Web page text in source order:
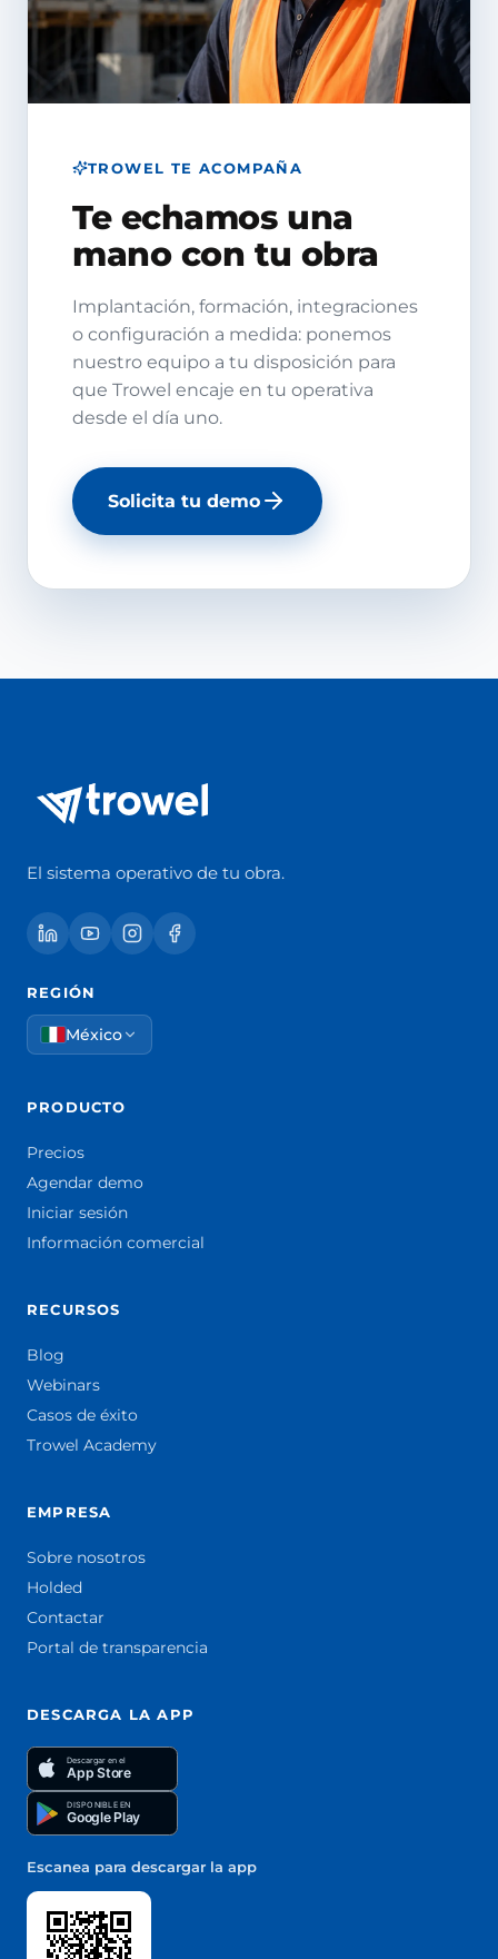
TROWEL TE ACOMPAÑA
Te echamos una
mano con tu obra
Implantación, formación, integraciones
o configuración a medida: ponemos
nuestro equipo a tu disposición para
que Trowel encaje en tu operativa
desde el día uno.
Solicita tu demo
El sistema operativo de tu obra.
REGIÓN
México
PRODUCTO
Precios
Agendar demo
Iniciar sesión
Información comercial
RECURSOS
Blog
Webinars
Casos de éxito
Trowel Academy
EMPRESA
Sobre nosotros
Holded
Contactar
Portal de transparencia
DESCARGA LA APP
Descargar en el
App Store
DISPONIBLE EN
Google Play
Escanea para descargar la app